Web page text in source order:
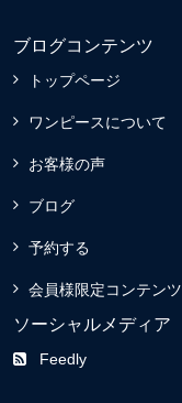
ブログコンテンツ
トップページ
ワンピースについて
お客様の声
ブログ
予約する
会員様限定コンテンツ
ソーシャルメディア
Feedly